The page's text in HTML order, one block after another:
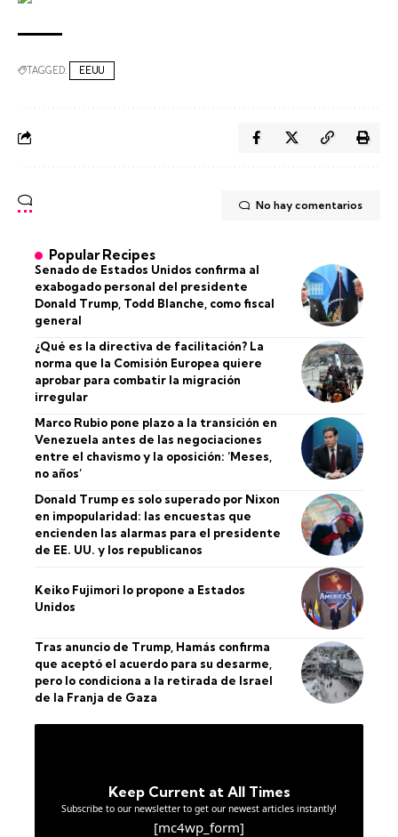
TAGGED: EEUU
No hay comentarios
Popular Recipes
Senado de Estados Unidos confirma al
exabogado personal del presidente
Donald Trump, Todd Blanche, como fiscal
general
¿Qué es la directiva de facilitación? La
norma que la Comisión Europea quiere
aprobar para combatir la migración
irregular
Marco Rubio pone plazo a la transición en
Venezuela antes de las negociaciones
entre el chavismo y la oposición: ‘Meses,
no años’
Donald Trump es solo superado por Nixon
en impopularidad: las encuestas que
encienden las alarmas para el presidente
de EE. UU. y los republicanos
Keiko Fujimori lo propone a Estados
Unidos
Tras anuncio de Trump, Hamás confirma
que aceptó el acuerdo para su desarme,
pero lo condiciona a la retirada de Israel
de la Franja de Gaza
Keep Current at All Times
Subscribe to our newsletter to get our newest articles instantly!
[mc4wp_form]